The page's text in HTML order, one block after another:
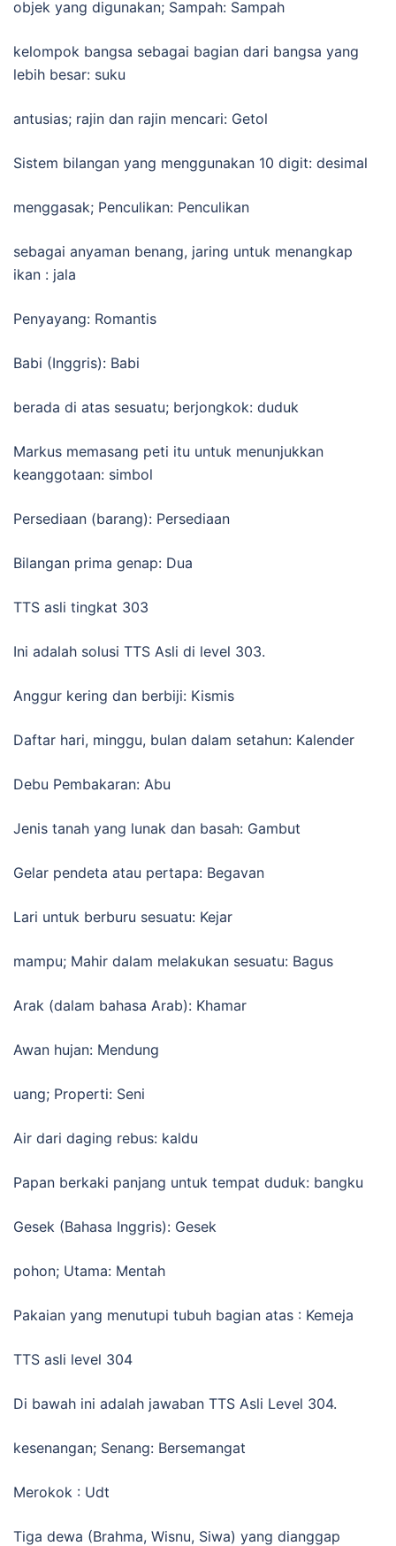
objek yang digunakan; Sampah: Sampah
kelompok bangsa sebagai bagian dari bangsa yang
lebih besar: suku
antusias; rajin dan rajin mencari: Getol
Sistem bilangan yang menggunakan 10 digit: desimal
menggasak; Penculikan: Penculikan
sebagai anyaman benang, jaring untuk menangkap
ikan : jala
Penyayang: Romantis
Babi (Inggris): Babi
berada di atas sesuatu; berjongkok: duduk
Markus memasang peti itu untuk menunjukkan
keanggotaan: simbol
Persediaan (barang): Persediaan
Bilangan prima genap: Dua
TTS asli tingkat 303
Ini adalah solusi TTS Asli di level 303.
Anggur kering dan berbiji: Kismis
Daftar hari, minggu, bulan dalam setahun: Kalender
Debu Pembakaran: Abu
Jenis tanah yang lunak dan basah: Gambut
Gelar pendeta atau pertapa: Begavan
Lari untuk berburu sesuatu: Kejar
mampu; Mahir dalam melakukan sesuatu: Bagus
Arak (dalam bahasa Arab): Khamar
Awan hujan: Mendung
uang; Properti: Seni
Air dari daging rebus: kaldu
Papan berkaki panjang untuk tempat duduk: bangku
Gesek (Bahasa Inggris): Gesek
pohon; Utama: Mentah
Pakaian yang menutupi tubuh bagian atas : Kemeja
TTS asli level 304
Di bawah ini adalah jawaban TTS Asli Level 304.
kesenangan; Senang: Bersemangat
Merokok : Udt
Tiga dewa (Brahma, Wisnu, Siwa) yang dianggap